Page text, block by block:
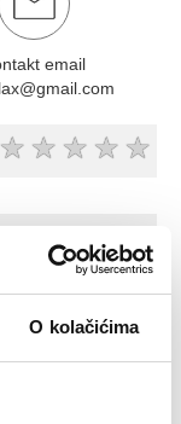
O kolačićima
email
★ ★ ★ ★ ★
u telo.
materijala